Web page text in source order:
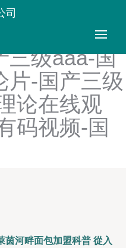
-国产人妖
一级A片-国
三级aaa-国
片-国产三级
论在线观
码视频-国
司
茵河畔面包加盟科普 從入